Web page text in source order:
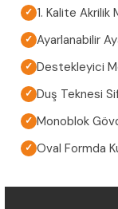
✓ 1. Kalite Akrilik
✓ Ayarlanabilir
✓ Destekleyici
✓ Duş Teknesi
✓ Monoblok
✓ Oval Formda